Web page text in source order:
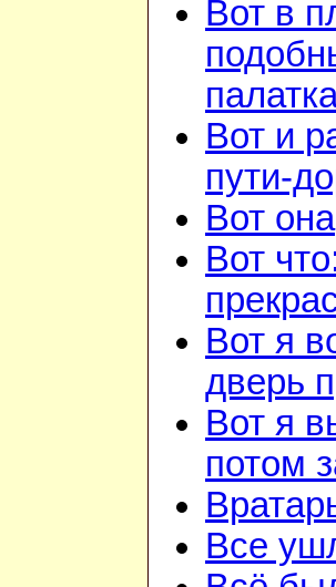
Вот в
Вот и
пути-
Вот
Вот
Вот я
дверь
Вот я
потом
Все